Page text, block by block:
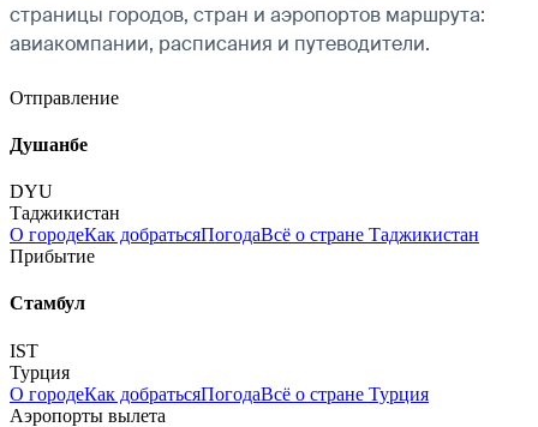
страницы городов, стран и аэропортов маршрута:
авиакомпании, расписания и путеводители.
Отправление
Душанбе
DYU
Таджикистан
О городеКак добратьсяПогодаВсё о стране Таджикистан
Прибытие
Стамбул
IST
Турция
О городеКак добратьсяПогодаВсё о стране Турция
Аэропорты вылета